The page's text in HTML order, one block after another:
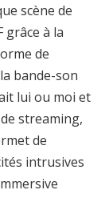
scène de
grâce à la
de
bande-son
lui ou moi et
streaming,
de
intrusives